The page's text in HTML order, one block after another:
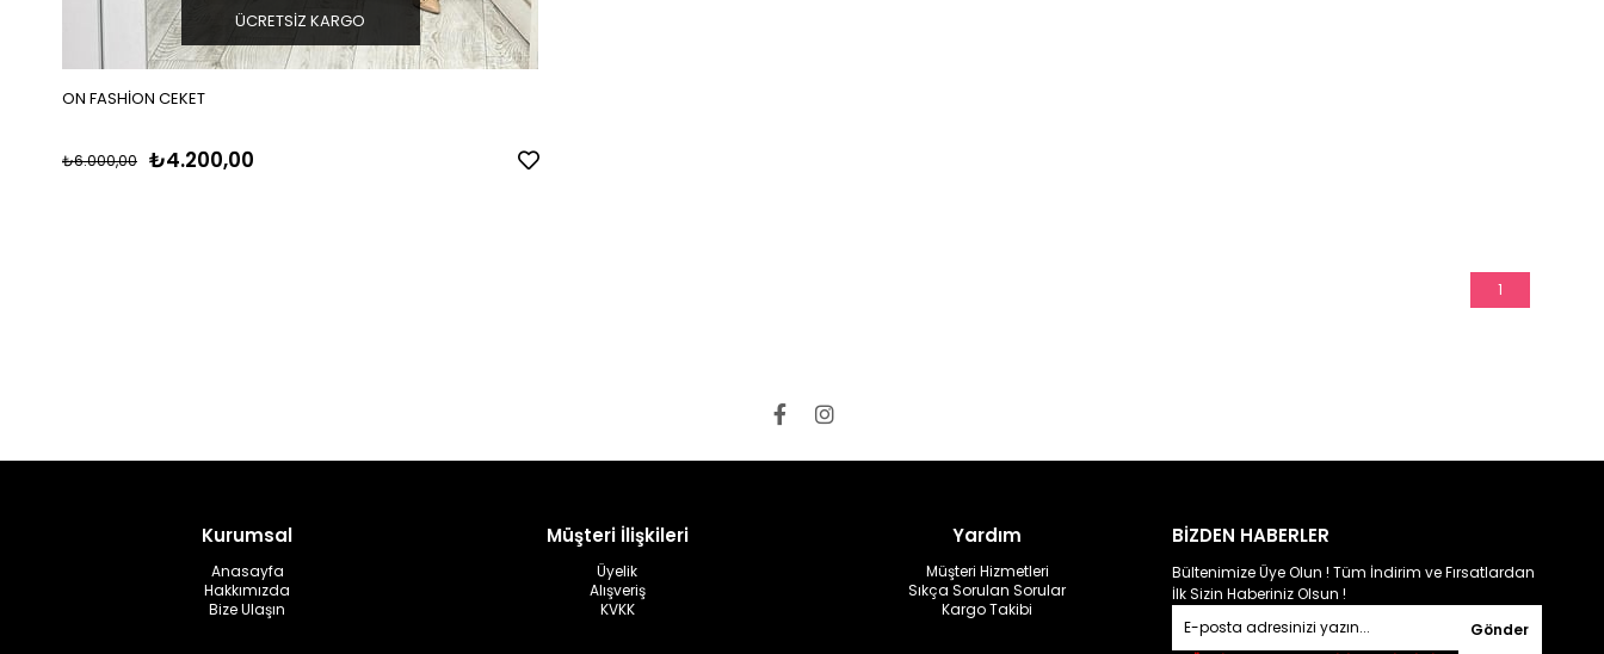
ON FASHİON CEKET
₺4.200,00
₺6.000,00
ÜCRETSIZ KARGO
1
Kurumsal
Anasayfa
Hakkımızda
Bize Ulaşın
Müşteri İlişkileri
Üyelik
Alışveriş
KVKK
Yardım
Müşteri Hizmetleri
Sıkça Sorulan Sorular
Kargo Takibi
BİZDEN HABERLER
Bültenimize Üye Olun ! Tüm İndirim ve Fırsatlardan
İlk Sizin Haberiniz Olsun !
Gönder